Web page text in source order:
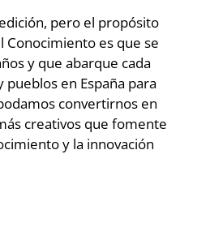
pero el propósito
Conocimiento es que se
y que abarque cada
pueblos en España para
convertirnos en
creativos que fomente
y la innovación